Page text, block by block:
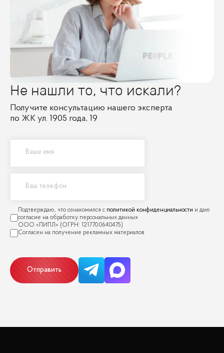
Не нашли то, что искали?
Получите консультацию нашего эксперта
по ЖК ул. 1905 года, 19
политикой конфиденциальности
Отправить